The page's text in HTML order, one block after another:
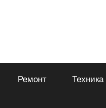
Ремонт Техника